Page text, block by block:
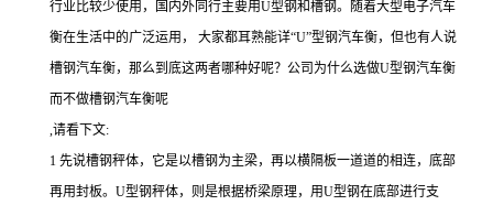
行业比较少使用，国内外同行主要用U型钢和槽钢。随着大型电子汽车
衡在生活中的广泛运用， 大家都耳熟能详“U”型钢汽车衡，但也有人说
槽钢汽车衡，那么到底这两者哪种好呢？公司为什么选做U型钢汽车衡
而不做槽钢汽车衡呢
,请看下文:
1 先说槽钢秤体，它是以槽钢为主梁，再以横隔板一道道的相连，底部
再用封板。U型钢秤体，则是根据桥梁原理，用U型钢在底部进行支